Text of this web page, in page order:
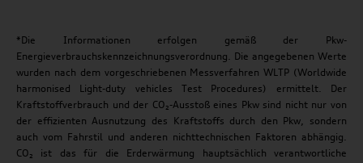
*Die Informationen erfolgen gemäß der Pkw-
Energieverbrauchskennzeichnungsverordnung. Die angegebenen Werte
wurden nach dem vorgeschriebenen Messverfahren WLTP (Worldwide
harmonised Light-duty vehicles Test Procedures) ermittelt. Der
Kraftstoffverbrauch und der CO₂-Ausstoß eines Pkw sind nicht nur von
der effizienten Ausnutzung des Kraftstoffs durch den Pkw, sondern
auch vom Fahrstil und anderen nichttechnischen Faktoren abhängig.
CO₂ ist das für die Erderwärmung hauptsächlich verantwortliche